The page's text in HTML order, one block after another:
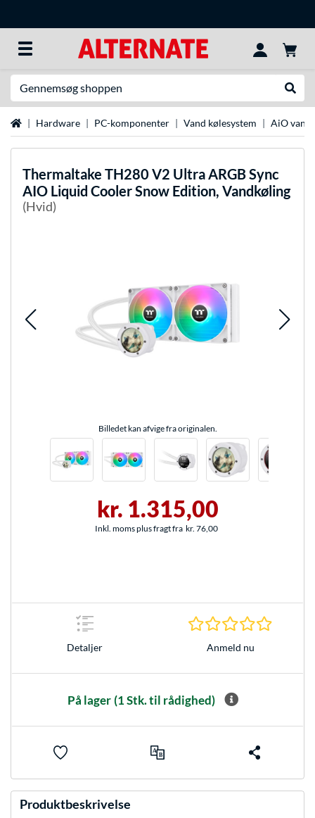
StartsideHardware PC-komponenter Vand kølesystem AiO
Thermaltake TH280 V2 Ultra ARGB Sync
AIO Liquid Cooler Snow Edition, Vandkøling
(Hvid)
Billedet kan afvige fra originalen.
kr. 1.315,00
Inkl. moms plus fragt fra kr. 76,00
Detaljer Anmeld nu
På lager (1 Stk. til rådighed)
Produktbeskrivelse